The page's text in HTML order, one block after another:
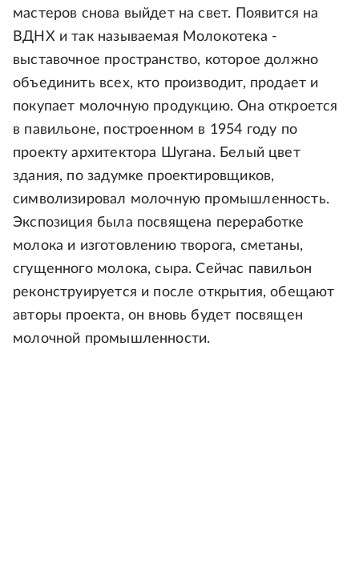
мастеров снова выйдет на свет. Появится на
ВДНХ и так называемая Молокотека -
выставочное пространство, которое должно
объединить всех, кто производит, продает и
покупает молочную продукцию. Она откроется
в павильоне, построенном в 1954 году по
проекту архитектора Шугана. Белый цвет
здания, по задумке проектировщиков,
символизировал молочную промышленность.
Экспозиция была посвящена переработке
молока и изготовлению творога, сметаны,
сгущенного молока, сыра. Сейчас павильон
реконструируется и после открытия, обещают
авторы проекта, он вновь будет посвящен
молочной промышленности.